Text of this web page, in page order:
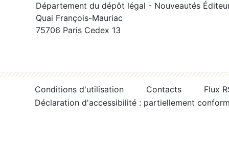
Département du dépôt légal - Nouveautés
Quai François-Mauriac
75706 Paris Cedex 13
Conditions d'utilisation Contacts
Flux
Déclaration d'accessibilité : partiellement